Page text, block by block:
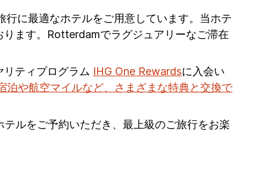
に最適なホテルをご用意しています。当ホテ
ます。Rotterdamでラグジュアリーなご滞在
ティプログラム IHG One Rewardsに入会い
泊や航空マイルなど、さまざまな特典と交換で
ルをご予約いただき、最上級のご旅行をお楽